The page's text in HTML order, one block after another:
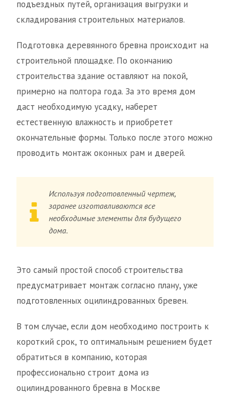
подъездных путей, организация выгрузки и
складирования строительных материалов.
Подготовка деревянного бревна происходит на
строительной площадке. По окончанию
строительства здание оставляют на покой,
примерно на полтора года. За это время дом
даст необходимую усадку, наберет
естественную влажность и приобретет
окончательные формы. Только после этого можно
проводить монтаж оконных рам и дверей.
Используя подготовленный чертеж,
заранее изготавливаются все
необходимые элементы для будущего
дома.
Это самый простой способ строительства
предусматривает монтаж согласно плану, уже
подготовленных оцилиндрованных бревен.
В том случае, если дом необходимо построить к
короткий срок, то оптимальным решением будет
обратиться в компанию, которая
профессионально строит дома из
оцилиндрованного бревна в Москве